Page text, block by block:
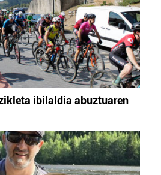
ibilaldia abuztuaren